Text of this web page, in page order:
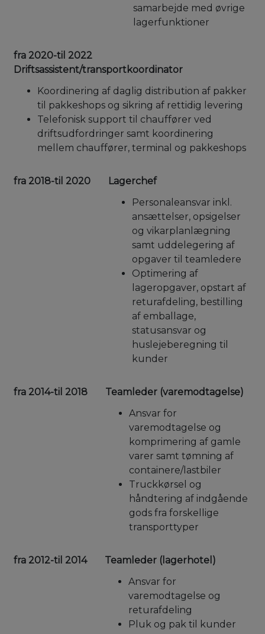
samarbejde med øvrige
lagerfunktioner
fra 2020-til 2022
Driftsassistent/transportkoordinator
Koordinering af daglig distribution af pakker
til pakkeshops og sikring af rettidig levering
Telefonisk support til chauffører ved
driftsudfordringer samt koordinering
mellem chauffører, terminal og pakkeshops
fra 2018-til 2020
Lagerchef
Personaleansvar inkl.
ansættelser, opsigelser
og vikarplanlægning
samt uddelegering af
opgaver til teamledere
Optimering af
lageropgaver, opstart af
returafdeling, bestilling
af emballage,
statusansvar og
huslejeberegning til
kunder
fra 2014-til 2018
Teamleder (varemodtagelse)
Ansvar for
varemodtagelse og
komprimering af gamle
varer samt tømning af
containere/lastbiler
Truckkørsel og
håndtering af indgående
gods fra forskellige
transporttyper
fra 2012-til 2014
Teamleder (lagerhotel)
Ansvar for
varemodtagelse og
returafdeling
Pluk og pak til kunder